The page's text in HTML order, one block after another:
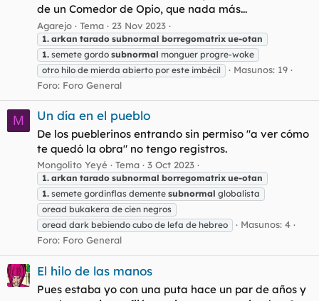
de un Comedor de Opio, que nada más...
Agarejo Tema 23 Nov 2023
1. arkan tarado subnormal borregomatrix ue-otan
1. semete gordo subnormal monguer progre-woke
otro hilo de mierda abierto por este imbécil
Masunos: 19
Foro: Foro General
M Un día en el pueblo
De los pueblerinos entrando sin permiso "a ver cómo
te quedó la obra" no tengo registros.
Mongolito Yeyé Tema 3 Oct 2023
1. arkan tarado subnormal borregomatrix ue-otan
1. semete gordinflas demente subnormal globalista
oread bukakera de cien negros
oread dark bebiendo cubo de lefa de hebreo
Masunos: 4
Foro: Foro General
El hilo de las manos
Pues estaba yo con una puta hace un par de años y